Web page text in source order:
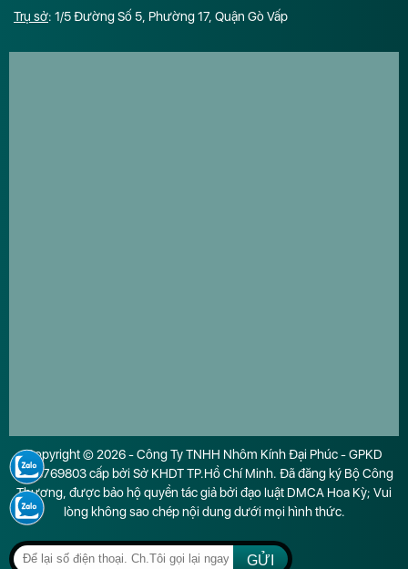
Trụ sở: 1/5 Đường Số 5, Phường 17, Quận Gò Vấp
Copyright © 2026 - Công Ty TNHH Nhôm Kính Đại Phúc - GPKD
0316769803 cấp bởi Sở KHDT TP.Hồ Chí Minh. Đã đăng ký Bộ Công
Thương, được bảo hộ quyền tác giả bởi đạo luật DMCA Hoa Kỳ; Vui
lòng không sao chép nội dung dưới mọi hình thức.
GỬI